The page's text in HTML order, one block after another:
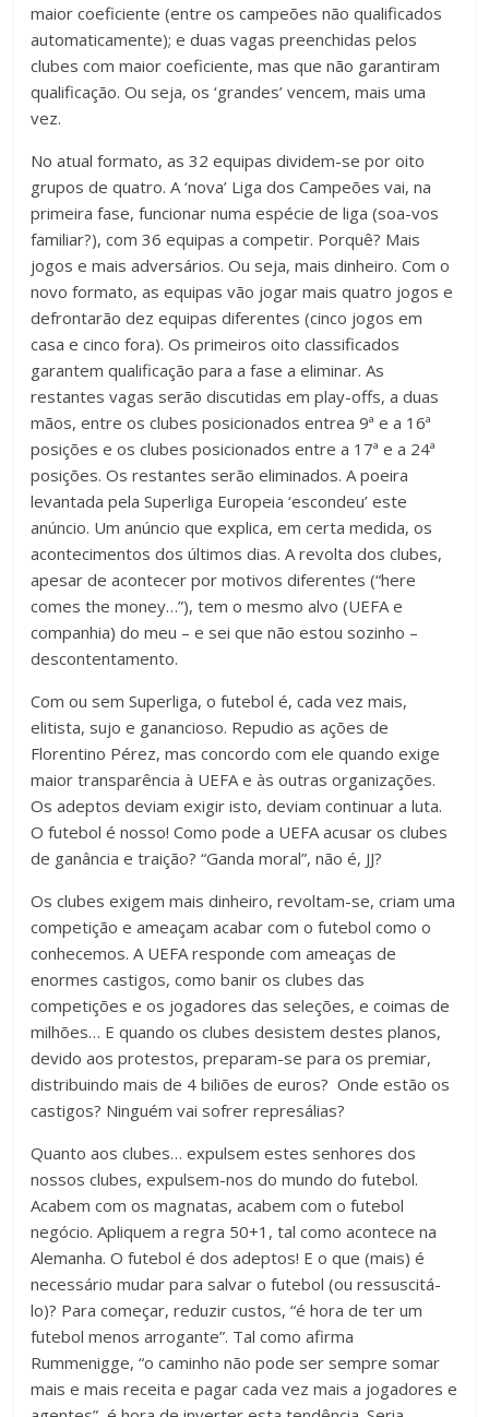
maior coeficiente (entre os campeões não qualificados
automaticamente); e duas vagas preenchidas pelos
clubes com maior coeficiente, mas que não garantiram
qualificação. Ou seja, os ‘grandes’ vencem, mais uma
vez.
No atual formato, as 32 equipas dividem-se por oito
grupos de quatro. A ‘nova’ Liga dos Campeões vai, na
primeira fase, funcionar numa espécie de liga (soa-vos
familiar?), com 36 equipas a competir. Porquê? Mais
jogos e mais adversários. Ou seja, mais dinheiro. Com o
novo formato, as equipas vão jogar mais quatro jogos e
defrontarão dez equipas diferentes (cinco jogos em
casa e cinco fora). Os primeiros oito classificados
garantem qualificação para a fase a eliminar. As
restantes vagas serão discutidas em play-offs, a duas
mãos, entre os clubes posicionados entrea 9ª e a 16ª
posições e os clubes posicionados entre a 17ª e a 24ª
posições. Os restantes serão eliminados. A poeira
levantada pela Superliga Europeia ‘escondeu’ este
anúncio. Um anúncio que explica, em certa medida, os
acontecimentos dos últimos dias. A revolta dos clubes,
apesar de acontecer por motivos diferentes (“here
comes the money…”), tem o mesmo alvo (UEFA e
companhia) do meu – e sei que não estou sozinho –
descontentamento.
Com ou sem Superliga, o futebol é, cada vez mais,
elitista, sujo e ganancioso. Repudio as ações de
Florentino Pérez, mas concordo com ele quando exige
maior transparência à UEFA e às outras organizações.
Os adeptos deviam exigir isto, deviam continuar a luta.
O futebol é nosso! Como pode a UEFA acusar os clubes
de ganância e traição? “Ganda moral”, não é, JJ?
Os clubes exigem mais dinheiro, revoltam-se, criam uma
competição e ameaçam acabar com o futebol como o
conhecemos. A UEFA responde com ameaças de
enormes castigos, como banir os clubes das
competições e os jogadores das seleções, e coimas de
milhões… E quando os clubes desistem destes planos,
devido aos protestos, preparam-se para os premiar,
distribuindo mais de 4 biliões de euros? Onde estão os
castigos? Ninguém vai sofrer represálias?
Quanto aos clubes… expulsem estes senhores dos
nossos clubes, expulsem-nos do mundo do futebol.
Acabem com os magnatas, acabem com o futebol
negócio. Apliquem a regra 50+1, tal como acontece na
Alemanha. O futebol é dos adeptos! E o que (mais) é
necessário mudar para salvar o futebol (ou ressuscitá-
lo)? Para começar, reduzir custos, “é hora de ter um
futebol menos arrogante”. Tal como afirma
Rummenigge, “o caminho não pode ser sempre somar
mais e mais receita e pagar cada vez mais a jogadores e